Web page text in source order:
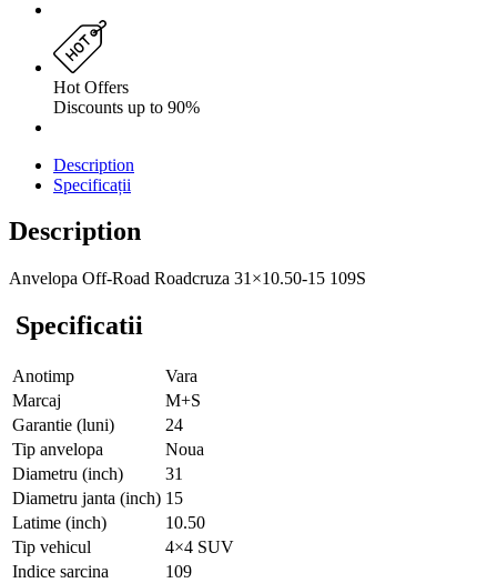
Hot Offers
Discounts up to 90%
Description
Specificații
Description
Anvelopa Off-Road Roadcruza 31×10.50-15 109S
Specificatii
Anotimp
Vara
Marcaj
M+S
Garantie (luni)
24
Tip anvelopa
Noua
Diametru (inch)
31
Diametru janta (inch) 15
Latime (inch)
10.50
Tip vehicul
4×4 SUV
Indice sarcina
109